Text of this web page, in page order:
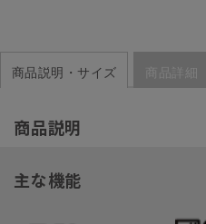
商品説明・サイズ 商品詳細
商品説明
主な機能